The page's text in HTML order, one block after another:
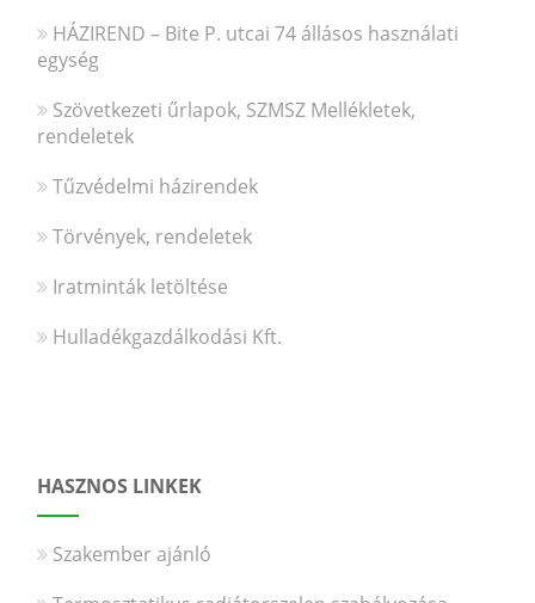
HÁZIREND – Bite P. utcai 74 állásos használati
egység
Szövetkezeti űrlapok, SZMSZ Mellékletek,
rendeletek
Tűzvédelmi házirendek
Törvények, rendeletek
Iratminták letöltése
Hulladékgazdálkodási Kft.
HASZNOS LINKEK
Szakember ajánló